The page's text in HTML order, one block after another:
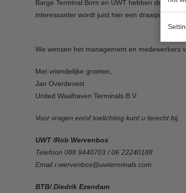
Barge Terminal Born en UWT hebben de
interessanter wordt juist hier een draaipunt te
We wensen het management en medewerkers
Met vriendelijke groeten,
Jan Overdevest
United Waalhaven Terminals B.V.
Voor vragen en/of toelichting kunt u terecht bij:
UWT /Rob Wervenbos
Telefoon 088 9440703 / 06 22240188
Email r.wervenbos@uwterminals.com
BTB/ Diedrik Ezendam